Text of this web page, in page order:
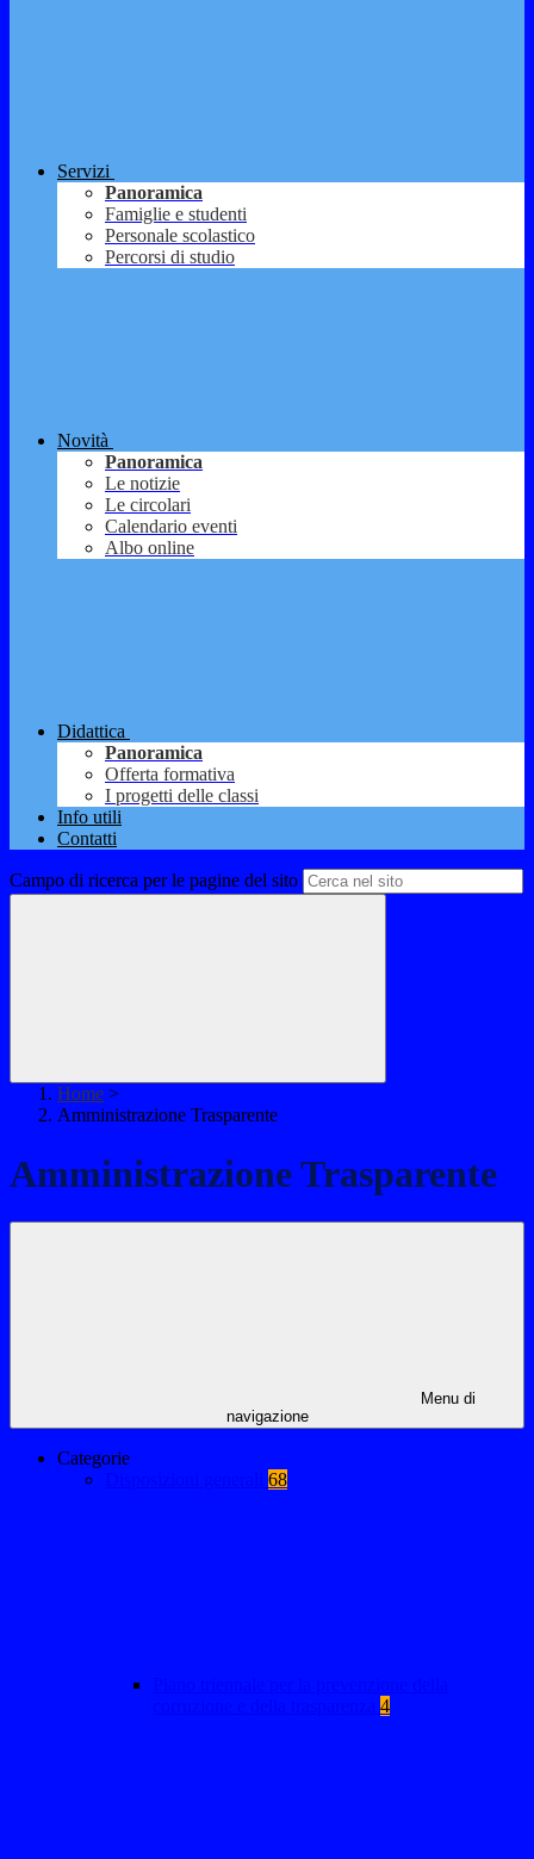
Servizi
Panoramica
Famiglie e studenti
Personale scolastico
Percorsi di studio
Novità
Panoramica
Le notizie
Le circolari
Calendario eventi
Albo online
Didattica
Panoramica
Offerta formativa
I progetti delle classi
Info utili
Contatti
Campo di ricerca per le pagine del sito
Home >
Amministrazione Trasparente
Amministrazione Trasparente
Menu di
navigazione
Categorie
68
4